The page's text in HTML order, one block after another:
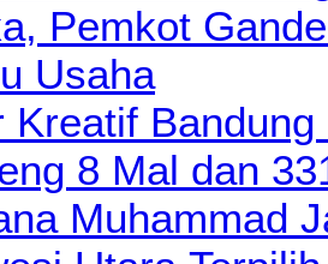
Kreatif
8 Mal dan